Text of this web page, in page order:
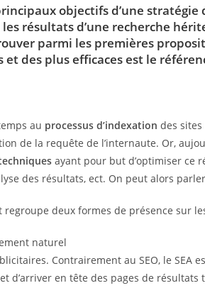
objectifs d’une stratégie
résultats d’une recherche
parmi les premières
et des plus efficaces est le
au processus d’indexation des
de la requête de l’internaute. Or,
ayant pour but d’optimiser ce
des résultats, ect. On peut alors
deux formes de présence sur
naturel
Contrairement au SEO, le SEA
d’arriver en tête des pages de